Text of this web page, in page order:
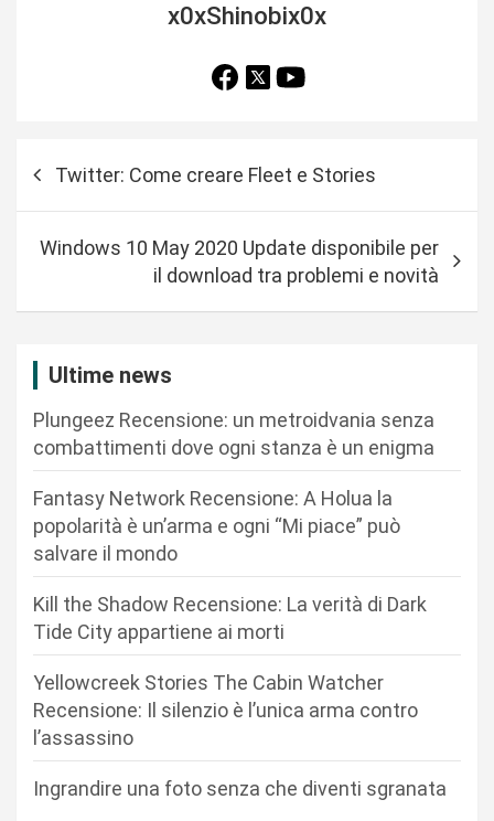
x0xShinobix0x
Twitter: Come creare Fleet e Stories
Windows 10 May 2020 Update disponibile per
il download tra problemi e novità
Ultime news
Plungeez Recensione: un metroidvania senza
combattimenti dove ogni stanza è un enigma
Fantasy Network Recensione: A Holua la
popolarità è un’arma e ogni “Mi piace” può
salvare il mondo
Kill the Shadow Recensione: La verità di Dark
Tide City appartiene ai morti
Yellowcreek Stories The Cabin Watcher
Recensione: Il silenzio è l’unica arma contro
l’assassino
Ingrandire una foto senza che diventi sgranata